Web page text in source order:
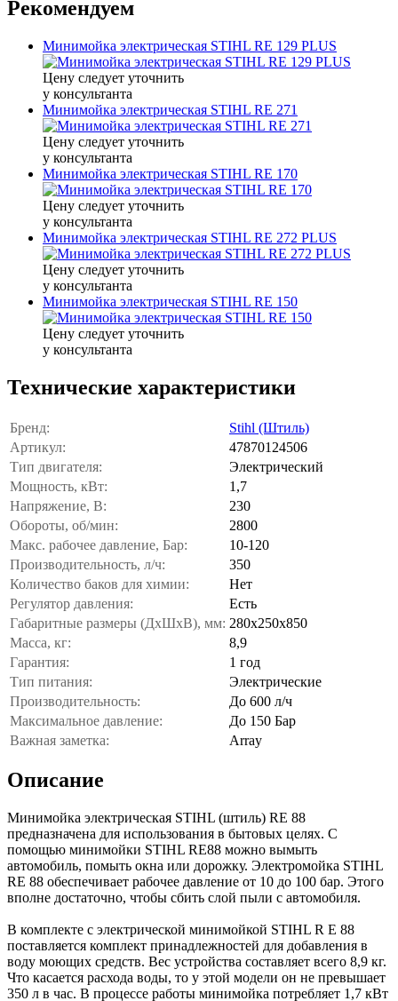
Рекомендуем
Минимойка электрическая STIHL RE 129 PLUS
Цену следует уточнить
у консультанта
Минимойка электрическая STIHL RE 271
Цену следует уточнить
у консультанта
Минимойка электрическая STIHL RE 170
Цену следует уточнить
у консультанта
Минимойка электрическая STIHL RE 272 PLUS
Цену следует уточнить
у консультанта
Минимойка электрическая STIHL RE 150
Цену следует уточнить
у консультанта
Технические характеристики
Бренд:
Stihl (Штиль)
Артикул:
47870124506
Тип двигателя:
Электрический
Мощность, кВт:
1,7
Напряжение, В:
230
Обороты, об/мин:
2800
Макс. рабочее давление, Бар:
10-120
Производительность, л/ч:
350
Количество баков для химии:
Нет
Регулятор давления:
Есть
Габаритные размеры (ДхШхВ), мм: 280х250х850
Масса, кг:
8,9
Гарантия:
1 год
Тип питания:
Электрические
Производительность:
До 600 л/ч
Максимальное давление:
До 150 Бар
Важная заметка:
Array
Описание
Минимойка электрическая STIHL (штиль) RE 88
предназначена для использования в бытовых целях. С
помощью минимойки STIHL RE88 можно вымыть
автомобиль, помыть окна или дорожку. Электромойка STIHL
RE 88 обеспечивает рабочее давление от 10 до 100 бар. Этого
вполне достаточно, чтобы сбить слой пыли с автомобиля.
В комплекте с электрической минимойкой STIHL R E 88
поставляется комплект принадлежностей для добавления в
воду моющих средств. Вес устройства составляет всего 8,9 кг.
Что касается расхода воды, то у этой модели он не превышает
350 л в час. В процессе работы минимойка потребляет 1,7 кВт